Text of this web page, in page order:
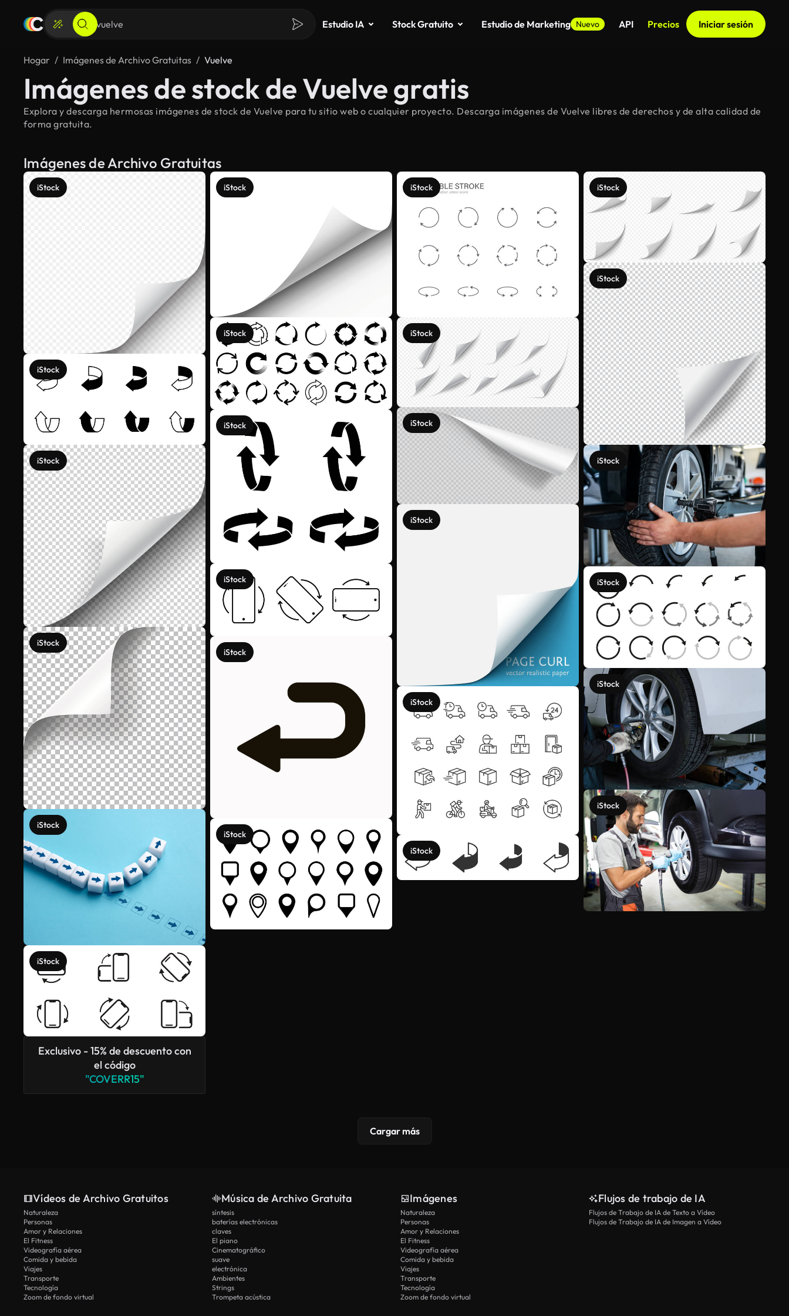
Estudio IA Stock Gratuito Estudio de Marketing Nuevo API Precios Iniciar sesión
Hogar Imágenes de Archivo Gratuitas Vuelve
Imágenes de stock de Vuelve gratis
Explora y descarga hermosas imágenes de stock de Vuelve para tu sitio web o cualquier proyecto. Descarga imágenes de Vuelve libres de derechos y de alta calidad de
forma gratuita.
Imágenes de Archivo Gratuitas
iStock
iStock
iStock
iStock
iStock
iStock
Exclusivo - 15% de descuento con
el código
"COVERR15"
iStock
iStock
iStock
iStock
iStock
iStock
iStock
iStock
iStock
iStock
iStock
iStock
iStock
iStock
iStock
iStock
iStock
iStock
Cargar más
Vídeos de Archivo Gratuitos
Naturaleza
Personas
Amor y Relaciones
El Fitness
Videografía aérea
Comida y bebida
Viajes
Transporte
Tecnología
Zoom de fondo virtual
Música de Archivo Gratuita
síntesis
baterías electrónicas
claves
El piano
Cinematográfico
suave
electrónica
Ambientes
Strings
Trompeta acústica
Imágenes
Naturaleza
Personas
Amor y Relaciones
El Fitness
Videografía aérea
Comida y bebida
Viajes
Transporte
Tecnología
Zoom de fondo virtual
Flujos de trabajo de IA
Flujos de Trabajo de IA de Texto a Vídeo
Flujos de Trabajo de IA de Imagen a Vídeo